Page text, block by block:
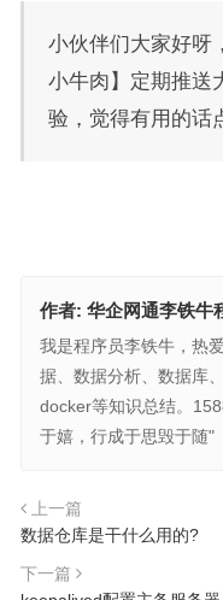
小伙伴们大家好呀
小牛肉】定期推送
验，觉得有用的话
作者: 华企网通李铁牛
我是程序员李铁牛，热
据、数据分析、数据库
docker等知识总结。
于嬉，行成于思毁于随"
上一篇
数据仓库是干什么用的?
下一篇